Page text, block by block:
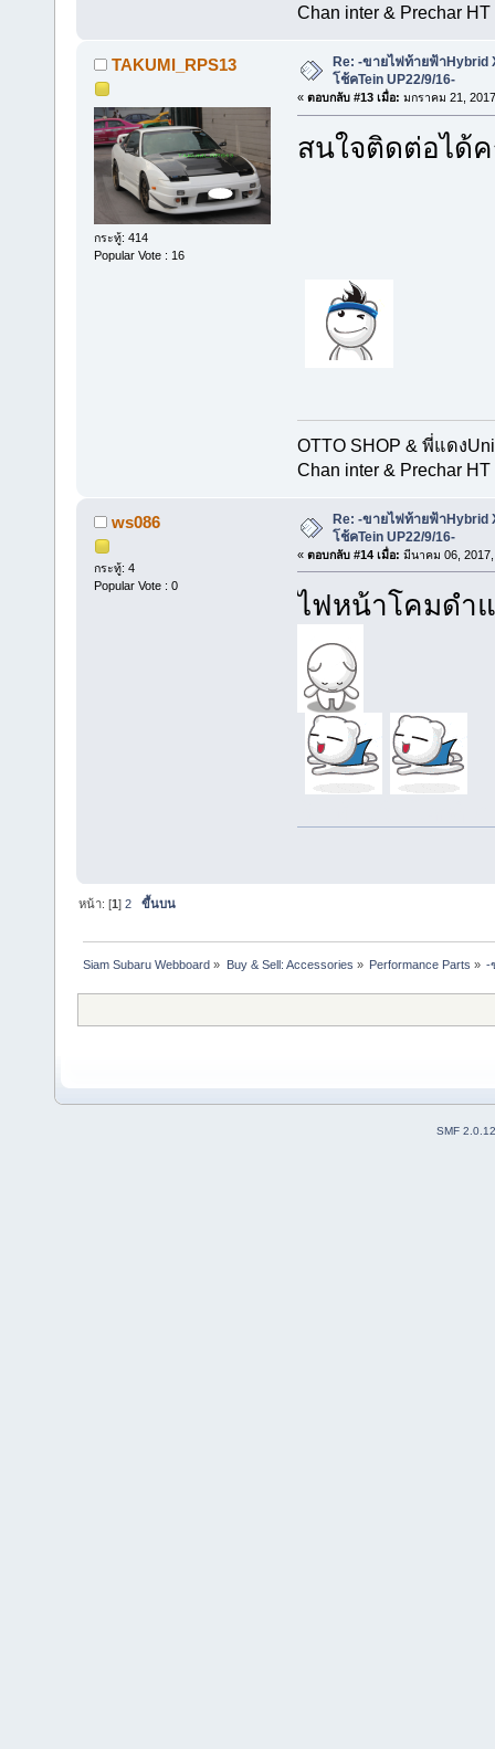
Chan inter & Prechar
TAKUMI_RPS13
กระทู้: 414
Popular Vote : 16
Re: -ขายไฟท้ายฟ้าHybrid
โช้คTein UP22/9/16-
« ตอบกลับ #13 เมื่อ: มกราคม 21,
สนใจติดต่อได้
OTTO SHOP & พี่แดง
Chan inter & Prechar
ws086
กระทู้: 4
Popular Vote : 0
Re: -ขายไฟท้ายฟ้าHybrid
โช้คTein UP22/9/16-
« ตอบกลับ #14 เมื่อ: มีนาคม 06,
ไฟหน้าโคมดำ
หน้า: [1]2 ขึ้นบน
Siam Subaru Webboard » Buy & Sell: Accessories » Performance Parts » -
SMF 2.0.12